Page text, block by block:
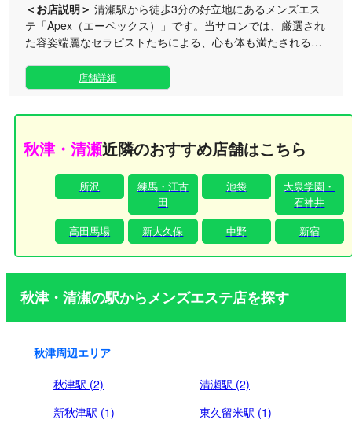
＜お店説明＞ 清瀬駅から徒歩3分の好立地にあるメンズエス
テ「Apex（エーペックス）」です。当サロンでは、厳選され
た容姿端麗なセラピストたちによる、心も体も満たされる洗
でこだわり抜いたプライベートな空間で、日常の慌ただしさ
を忘れ、最高峰の癒やしのひとときをご堪能ください。お一
ます。
店舗詳細
秋津・清瀬近隣のおすすめ店舗はこちら
所沢
練馬・江古
田
池袋
大泉学園・
石神井
高田馬場
新大久保 中野 新宿
秋津・清瀬の駅からメンズエステ店を探す
秋津周辺エリア
秋津駅 (2)
清瀬駅 (2)
新秋津駅 (1)
東久留米駅 (1)